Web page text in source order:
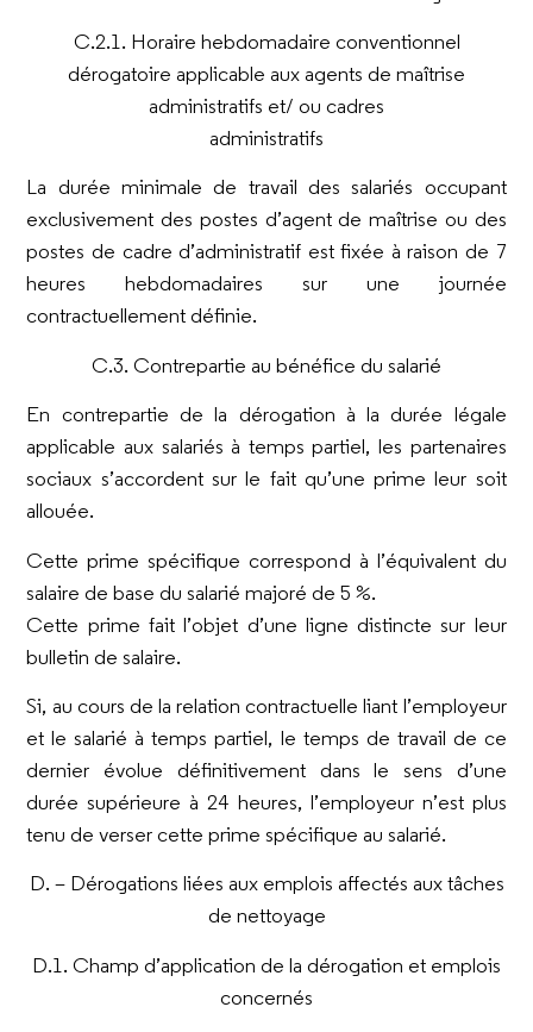
C.2.1. Horaire hebdomadaire conventionnel
dérogatoire applicable aux agents de maîtrise
administratifs et/ ou cadres
administratifs
La durée minimale de travail des salariés occupant
exclusivement des postes d’agent de maîtrise ou des
postes de cadre d’administratif est fixée à raison de 7
heures hebdomadaires sur une journée
contractuellement définie.
C.3. Contrepartie au bénéfice du salarié
En contrepartie de la dérogation à la durée légale
applicable aux salariés à temps partiel, les partenaires
sociaux s’accordent sur le fait qu’une prime leur soit
allouée.
Cette prime spécifique correspond à l’équivalent du
salaire de base du salarié majoré de 5 %.
Cette prime fait l’objet d’une ligne distincte sur leur
bulletin de salaire.
Si, au cours de la relation contractuelle liant l’employeur
et le salarié à temps partiel, le temps de travail de ce
dernier évolue définitivement dans le sens d’une
durée supérieure à 24 heures, l’employeur n’est plus
tenu de verser cette prime spécifique au salarié.
D. – Dérogations liées aux emplois affectés aux tâches
de nettoyage
D.1. Champ d’application de la dérogation et emplois
concernés